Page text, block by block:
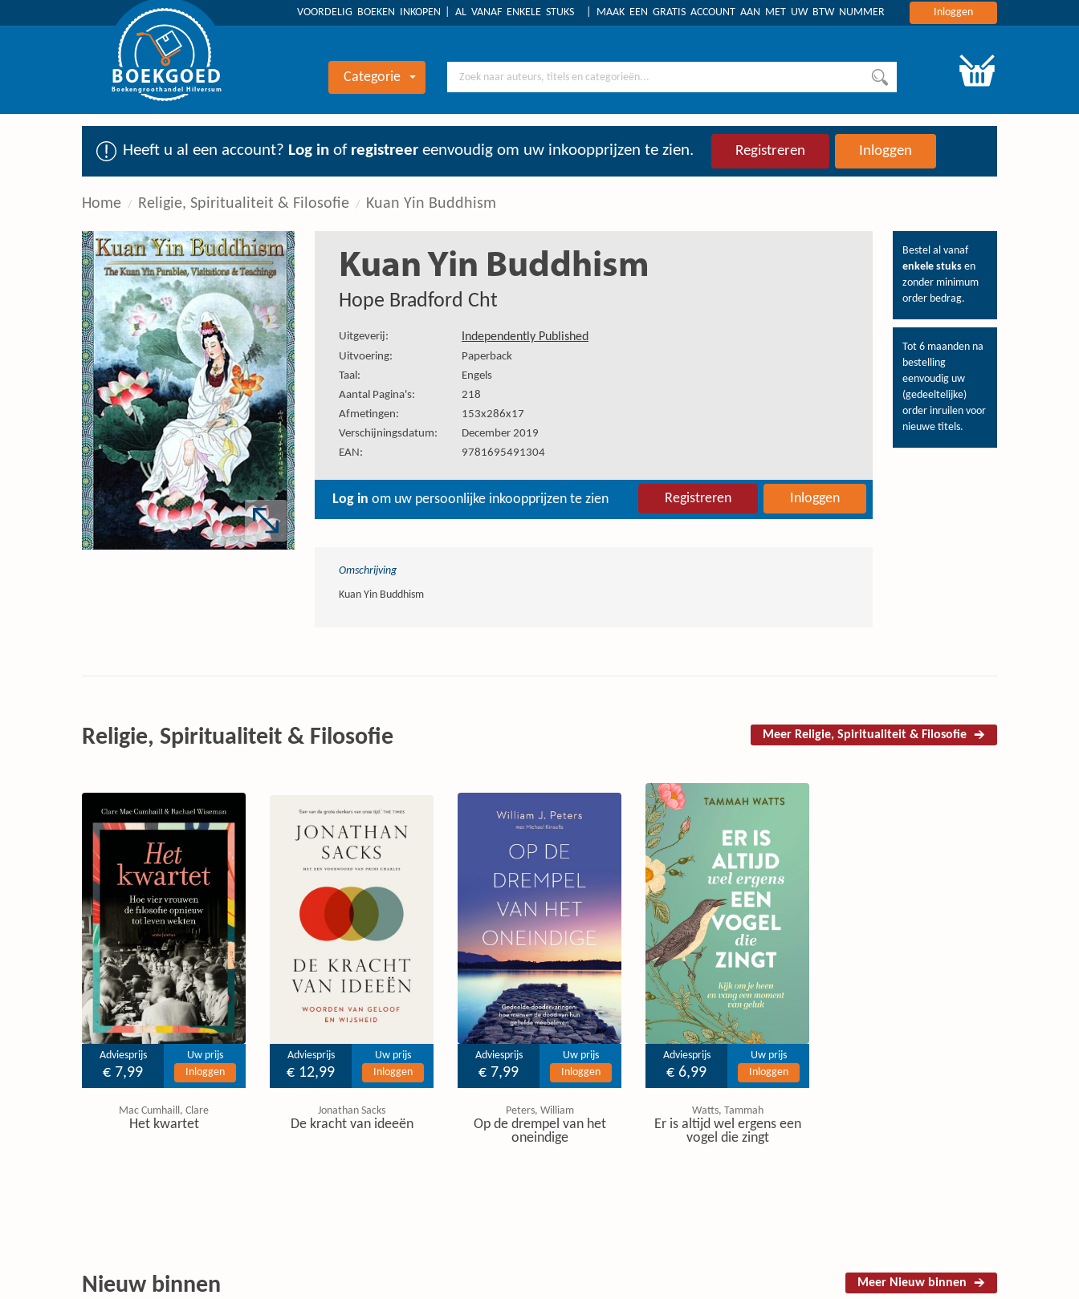
VOORDELIG BOEKEN INKOPEN AL VANAF ENKELE STUKS MAAK EEN GRATIS ACCOUNT AAN MET UW BTW NUMMER Inloggen
BOEKGOED
Boekengroothandel Hilversum
Categorie
Heeft u al een account? Log in of registreer eenvoudig om uw inkoopprijzen te zien. Registreren Inloggen
Home Religie, Spiritualiteit & Filosofie Kuan Yin Buddhism
Bestel al vanaf
enkele stuks en
zonder minimum
order bedrag.
Tot 6 maanden na
bestelling
eenvoudig uw
(gedeeltelijke)
order inruilen voor
nieuwe titels.
Kuan Yin Buddhism
Hope Bradford Cht
Uitgeverij: Independently Published
Uitvoering:
Paperback
Taal:
Engels
Aantal Pagina's:
218
Afmetingen:
153x286x17
Verschijningsdatum:
December 2019
EAN:
9781695491304
Log in om uw persoonlijke inkoopprijzen te zien Registreren Inloggen
Omschrijving
Kuan Yin Buddhism
Religie, Spiritualiteit & Filosofie Meer Religie, Spiritualiteit & Filosofie
Adviesprijs
€ 7,99
Uw prijs
Inloggen
Mac Cumhaill, Clare
Het kwartet
Adviesprijs
€ 12,99
Uw prijs
Inloggen
Jonathan Sacks
De kracht van ideeën
Adviesprijs
€ 7,99
Uw prijs
Inloggen
Peters, William
Op de drempel van het
oneindige
Adviesprijs
€ 6,99
Uw prijs
Inloggen
Watts, Tammah
Er is altijd wel ergens een
vogel die zingt
Nieuw binnen Meer Nieuw binnen